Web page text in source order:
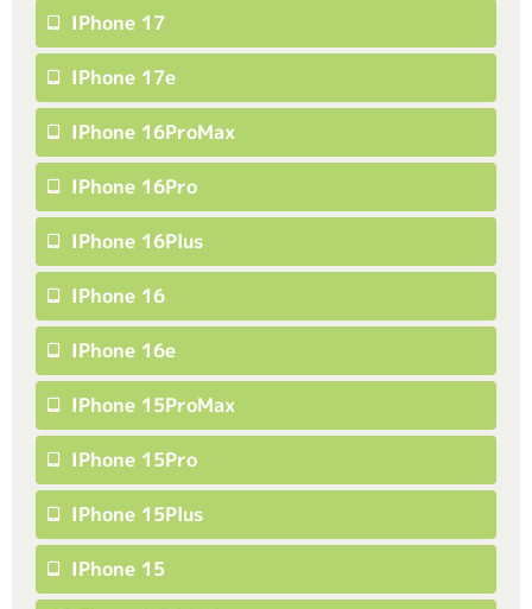
IPhone 17
IPhone 17e
IPhone 16ProMax
IPhone 16Pro
IPhone 16Plus
IPhone 16
IPhone 16e
IPhone 15ProMax
IPhone 15Pro
IPhone 15Plus
IPhone 15